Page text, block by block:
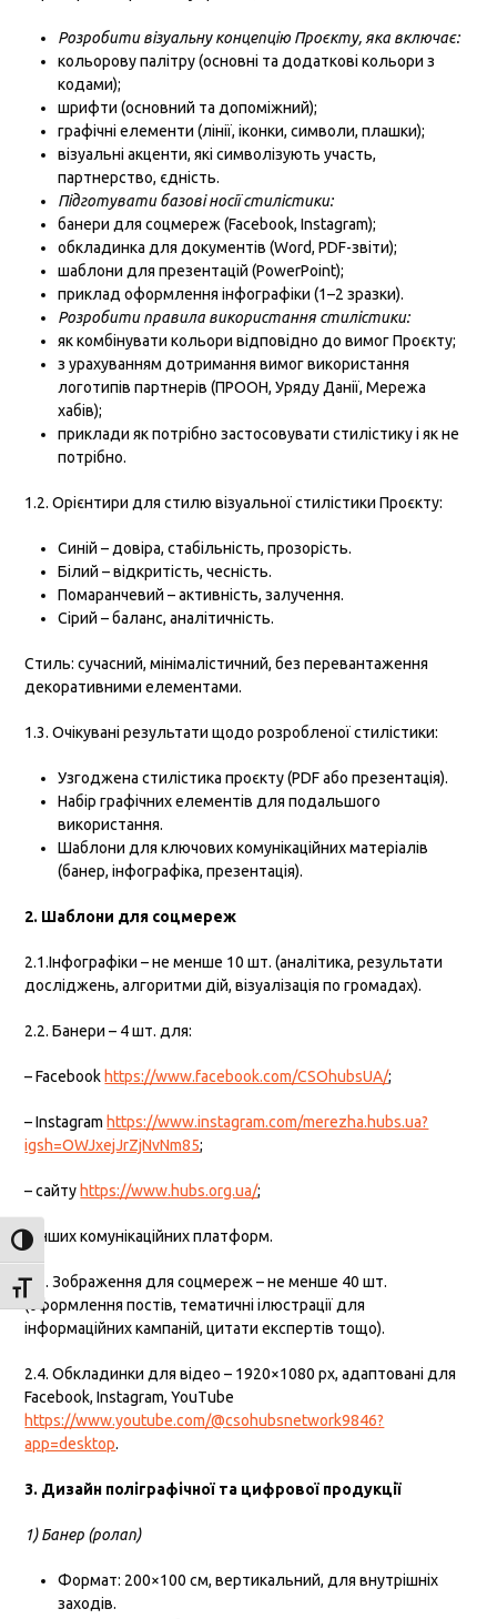
Toggle High Contrast
Toggle Font size
Розробити візуальну концепцію Проєкту, яка включає:
кольорову палітру (основні та додаткові кольори з
кодами);
шрифти (основний та допоміжний);
графічні елементи (лінії, іконки, символи, плашки);
візуальні акценти, які символізують участь,
партнерство, єдність.
Підготувати базові носії стилістики:
банери для соцмереж (Facebook, Instagram);
обкладинка для документів (Word, PDF-звіти);
шаблони для презентацій (PowerPoint);
приклад оформлення інфографіки (1–2 зразки).
Розробити правила використання стилістики:
як комбінувати кольори відповідно до вимог Проєкту;
з урахуванням дотримання вимог використання
логотипів партнерів (ПРООН, Уряду Данії, Мережа
хабів);
приклади як потрібно застосовувати стилістику і як не
потрібно.
1.2. Орієнтири для стилю візуальної стилістики Проєкту:
Синій – довіра, стабільність, прозорість.
Білий – відкритість, чесність.
Помаранчевий – активність, залучення.
Сірий – баланс, аналітичність.
Стиль: сучасний, мінімалістичний, без перевантаження
декоративними елементами.
1.3. Очікувані результати щодо розробленої стилістики:
Узгоджена стилістика проєкту (PDF або презентація).
Набір графічних елементів для подальшого
використання.
Шаблони для ключових комунікаційних матеріалів
(банер, інфографіка, презентація).
2. Шаблони для соцмереж
2.1.Інфографіки – не менше 10 шт. (аналітика, результати
досліджень, алгоритми дій, візуалізація по громадах).
2.2. Банери – 4 шт. для:
– Facebook https://www.facebook.com/CSOhubsUA/;
– Instagram https://www.instagram.com/merezha.hubs.ua?
igsh=OWJxejJrZjNvNm85;
– сайту https://www.hubs.org.ua/;
– інших комунікаційних платформ.
2.3. Зображення для соцмереж – не менше 40 шт.
(оформлення постів, тематичні ілюстрації для
інформаційних кампаній, цитати експертів тощо).
2.4. Обкладинки для відео – 1920×1080 px, адаптовані для
Facebook, Instagram, YouTube
https://www.youtube.com/@csohubsnetwork9846?
app=desktop.
3. Дизайн поліграфічної та цифрової продукції
1) Банер (ролап)
Формат: 200×100 см, вертикальний, для внутрішніх
заходів.